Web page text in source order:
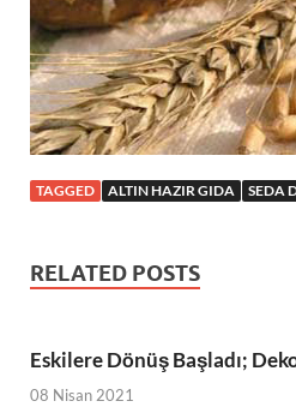
TAGGED ALTIN HAZIR GIDA SEDA
RELATED POSTS
Eskilere Dönüş Başladı;
08 Nisan 2021